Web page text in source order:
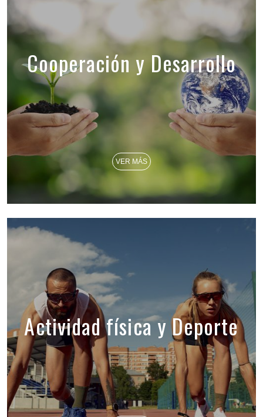
Cooperación y Desarrollo
VER MÁS
Actividad física y Deporte